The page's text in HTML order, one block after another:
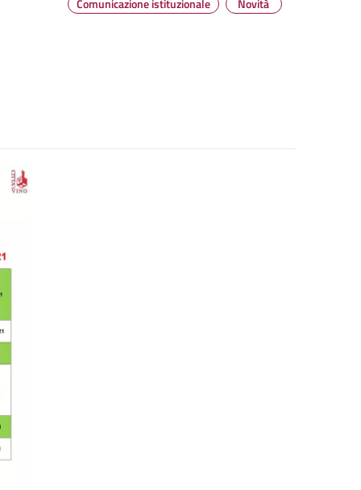
Comunicazione istituzionale Novità